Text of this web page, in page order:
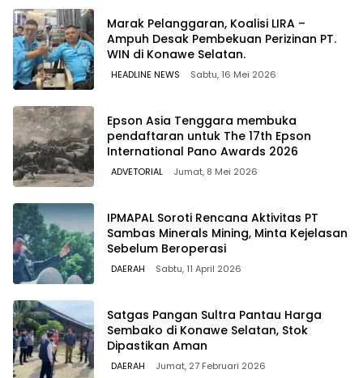
Marak Pelanggaran, Koalisi LIRA –
Ampuh Desak Pembekuan Perizinan PT.
WIN di Konawe Selatan.
HEADLINE NEWS Sabtu, 16 Mei 2026
Epson Asia Tenggara membuka
pendaftaran untuk The 17th Epson
International Pano Awards 2026
ADVETORIAL Jumat, 8 Mei 2026
IPMAPAL Soroti Rencana Aktivitas PT
Sambas Minerals Mining, Minta Kejelasan
Sebelum Beroperasi
DAERAH Sabtu, 11 April 2026
Satgas Pangan Sultra Pantau Harga
Sembako di Konawe Selatan, Stok
Dipastikan Aman
DAERAH Jumat, 27 Februari 2026